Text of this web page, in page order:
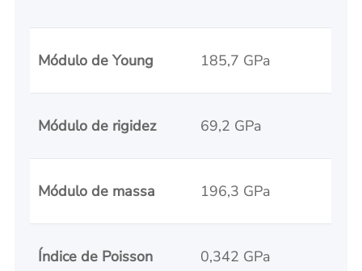
Módulo de Young 185,7 GPa
Módulo de rigidez 69,2 GPa
Módulo de massa 196,3 GPa
Índice de Poisson 0,342 GPa